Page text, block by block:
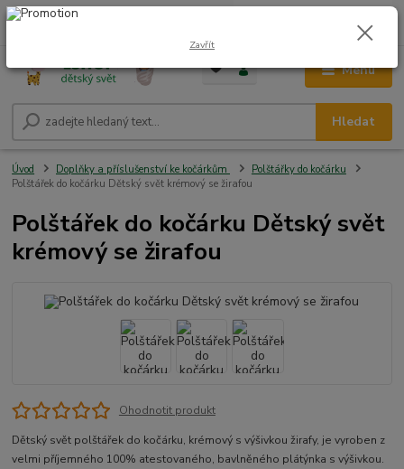
Menu
Hledat
+420 604 278 943 0,00 Kč
Úvod Doplňky a příslušenství ke kočárkům
Polštářky do kočárku
Polštářek do kočárku Dětský svět krémový se žirafou
Polštářek do kočárku Dětský svět
krémový se žirafou
Ohodnotit produkt
Dětský svět polštářek do kočárku, krémový s výšivkou žirafy, je vyroben z
velmi příjemného 100% atestovaného, bavlněného plátýnka s výšivkou.
Zavřít